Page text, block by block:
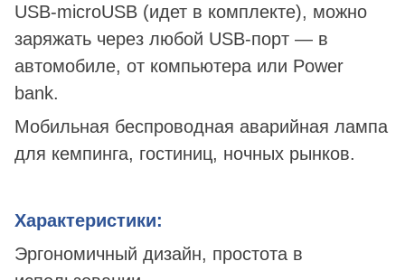
USB-microUSB (идет в комплекте), можно
заряжать через любой USB-порт — в
автомобиле, от компьютера или Power
bank.
Мобильная беспроводная аварийная лампа
для кемпинга, гостиниц, ночных рынков.
Характеристики:
Эргономичный дизайн, простота в